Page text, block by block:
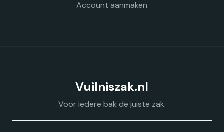
worden
Account aanmaken
Vuilniszak.nl
Voor iedere bak de juiste zak.